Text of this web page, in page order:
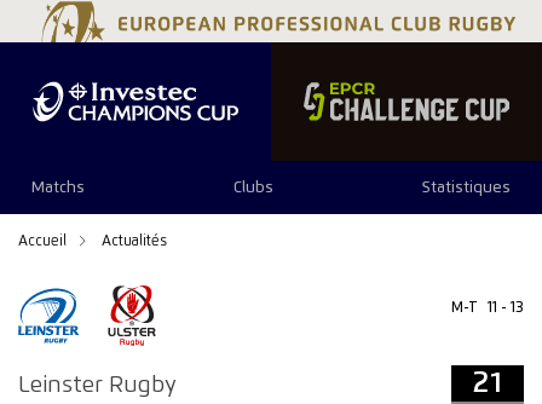
Matchs Clubs Statistiques
Accueil Actualités
Leinster Rugby
M-T 11 - 13
21
21 18